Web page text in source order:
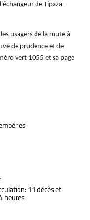
de Tipaza-
usagers de la route à
de prudence et de
vert 1055 et sa page
11 décès et
heures